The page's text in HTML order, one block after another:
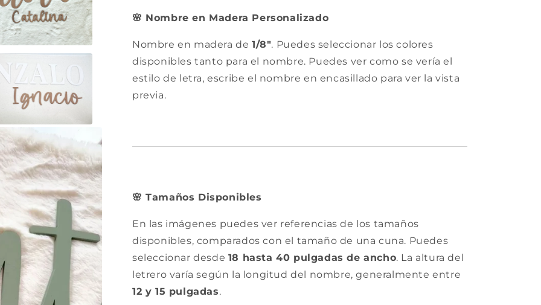
🌸 Nombre en Madera Personalizado
Nombre en madera de 1/8". Puedes seleccionar los colores
disponibles tanto para el nombre. Puedes ver como se vería el
estilo de letra, escribe el nombre en encasillado para ver la vista
previa.
🌸 Tamaños Disponibles
En las imágenes puedes ver referencias de los tamaños
disponibles, comparados con el tamaño de una cuna. Puedes
seleccionar desde 18 hasta 40 pulgadas de ancho. La altura del
letrero varía según la longitud del nombre, generalmente entre
12 y 15 pulgadas.